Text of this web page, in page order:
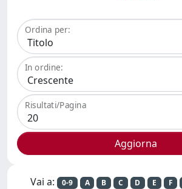
Ordina per:
In ordine:
Risultati/Pagina
Vai a: 0-9 A B C D E F